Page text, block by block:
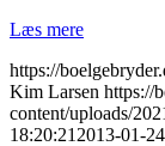
Læs mere
https://
Kim Larsen https://
content/uploads/
18:20:21 2013-01-